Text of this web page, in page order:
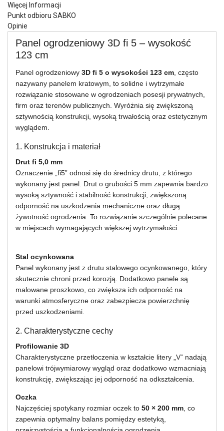
Więcej Informacji
Punkt odbioru SABKO
Opinie
Panel ogrodzeniowy 3D fi 5 – wysokość
123 cm
Panel ogrodzeniowy 3D fi 5 o wysokości 123 cm, często
nazywany panelem kratowym, to solidne i wytrzymałe
rozwiązanie stosowane w ogrodzeniach posesji prywatnych,
firm oraz terenów publicznych. Wyróżnia się zwiększoną
sztywnością konstrukcji, wysoką trwałością oraz estetycznym
wyglądem.
1. Konstrukcja i materiał
Drut fi 5,0 mm
Oznaczenie „fi5” odnosi się do średnicy drutu, z którego
wykonany jest panel. Drut o grubości 5 mm zapewnia bardzo
wysoką sztywność i stabilność konstrukcji, zwiększoną
odporność na uszkodzenia mechaniczne oraz długą
żywotność ogrodzenia. To rozwiązanie szczególnie polecane
w miejscach wymagających większej wytrzymałości.
Stal ocynkowana
Panel wykonany jest z drutu stalowego ocynkowanego, który
skutecznie chroni przed korozją. Dodatkowo panele są
malowane proszkowo, co zwiększa ich odporność na
warunki atmosferyczne oraz zabezpiecza powierzchnię
przed uszkodzeniami.
2. Charakterystyczne cechy
Profilowanie 3D
Charakterystyczne przetłoczenia w kształcie litery „V” nadają
panelowi trójwymiarowy wygląd oraz dodatkowo wzmacniają
konstrukcję, zwiększając jej odporność na odkształcenia.
Oczka
Najczęściej spotykany rozmiar oczek to 50 × 200 mm, co
zapewnia optymalny balans pomiędzy estetyką,